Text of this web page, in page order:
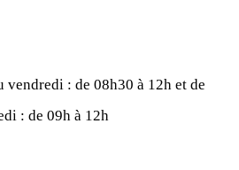
vendredi : de 08h30 à 12h et de
: de 09h à 12h